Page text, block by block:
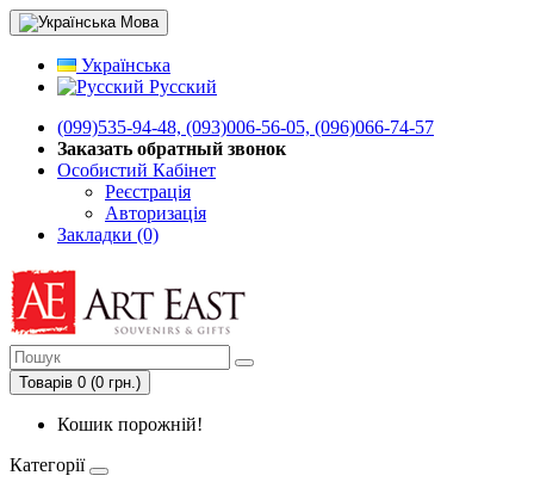
Мова
Українська
Русский
(099)535-94-48, (093)006-56-05, (096)066-74-57
Заказать обратный звонок
Особистий Кабінет
Реєстрація
Авторизація
Закладки (0)
Товарів 0 (0 грн.)
Кошик порожній!
Категорії